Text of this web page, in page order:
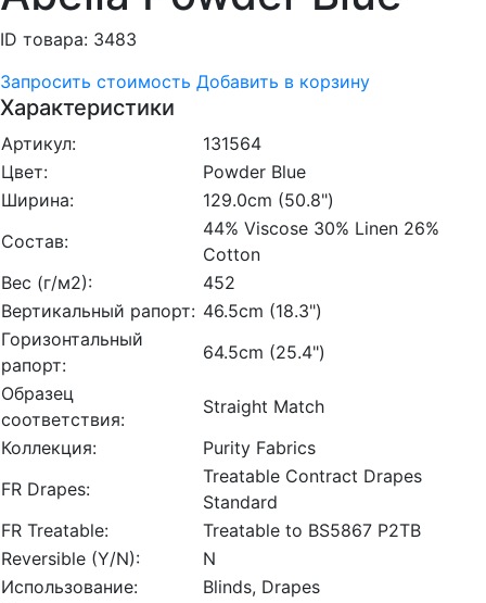
ID товара: 3483
Запросить стоимость Добавить в корзину
Характеристики
Артикул:
131564
Цвет:
Powder Blue
Ширина:
129.0cm (50.8")
Состав:
44% Viscose 30% Linen 26%
Cotton
Вес (г/м2):
452
Вертикальный рапорт: 46.5cm (18.3")
Горизонтальный
рапорт:
64.5cm (25.4")
Образец
соответствия:
Straight Match
Коллекция:
Purity Fabrics
FR Drapes:
Treatable Contract Drapes
Standard
FR Treatable:
Treatable to BS5867 P2TB
Reversible (Y/N):
N
Использование:
Blinds, Drapes